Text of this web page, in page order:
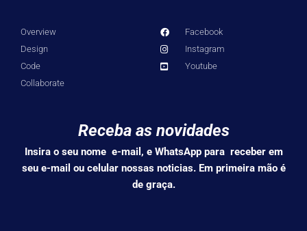
Overview
Design
Code
Collaborate
Facebook
Instagram
Youtube
Receba as novidades
Insira o seu nome e-mail, e WhatsApp para receber em
seu e-mail ou celular nossas noticias. Em primeira mão é
de graça.